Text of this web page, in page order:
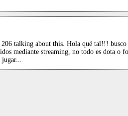
talking about this. Hola qué tal!!! busco
mediante streaming, no todo es dota o
jugar...